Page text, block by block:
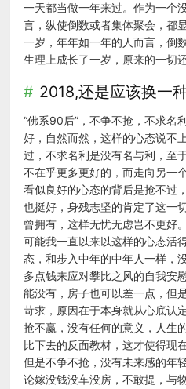
一天都当做一年来过。作为一个
言，纵使倒数或者集体聚会，都
一岁，年年如一年的人而言，倒
生理上成长了一岁，原来的一切
2018,还是应该换一
“佛系90后”，不争不抢，不求名
好，自然而然，这样的心态说不
过，不求名利是没有名与利，至
不在乎更多更好的，而走向另一
看似良好的心态的背后是抢不过
也挺好，身残志坚的肯定了这一
曾拥有，这样无忧无虑岂不更好。
可能我一直以来以这样的心态活
态，和步入中年的中年人一样，
多点钱来应对攀比之风的自我安
能没有，房子也可以差一点，但
苛求，原因在于本身就从心底认
抢不赢，没有任何的意义，人生
比下去的反面教材，这才使得现
但是不争不抢，没有未来感的年
论嫁没钱没车没房，不敢提，与